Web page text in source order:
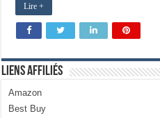
Lire +
Liens Affiliés
Amazon
Best Buy